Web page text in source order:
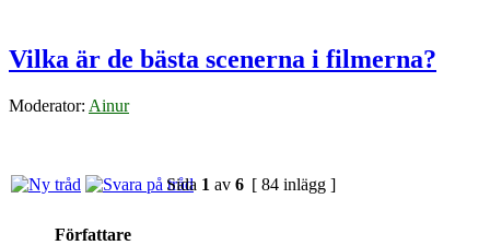
Vilka är de bästa scenerna i filmerna?
Moderator: Ainur
Sida 1 av 6 [ 84 inlägg ]
Författare